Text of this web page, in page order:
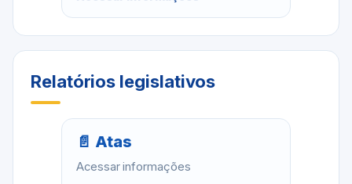
Relatórios legislativos
📄 Atas
Acessar informações